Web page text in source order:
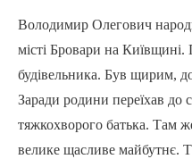
Володимир Олегович
місті Бровари на
будівельника. Був щирим,
Заради родини переїхав до
тяжкохворого батька. Там
велике щасливе майбутнє.